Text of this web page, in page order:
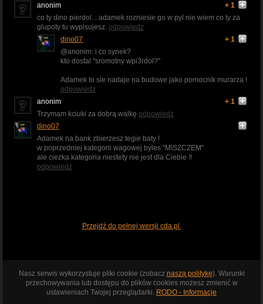
anonim
+ 1
co ty dino pierdol... adamek rozniesie go w pyl nie wiem co ty za
glupoty tu wypisujesz. odpowiedz
dino07
+ 1
@anonim: i co synek?
kto dostal "sromotny wpi3rdol?"
Adamek to sie nadaje na budowe jako pomocnik murarza !
odpowiedz
anonim
+ 1
Trzymam kciuki za dobrą walkę odpowiedz
dino07
Adamek na bank zbierzesz tegie baty !
w poprzedniej kategorii wagowej byles "MISZCZEM"
ale ciezka kategoria niestety nie jest dla Ciebie !!
odpowiedz
Przejdź do pełnej wersji cda.pl
Nasz serwis wykorzystuje pliki cookie (zobacz naszą politykę). Warunki
przechowywania lub dostępu do plików cookies możesz zmienić w
ustawieniach Twojej przeglądarki. RODO - Informacje